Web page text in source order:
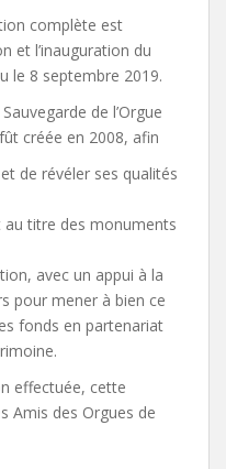
complète est
et l’inauguration du
le 8 septembre 2019.
de l’Orgue
créée en 2008, afin
de révéler ses qualités
au titre des monuments
avec un appui à la
pour mener à bien ce
fonds en partenariat
effectuée, cette
Amis des Orgues de